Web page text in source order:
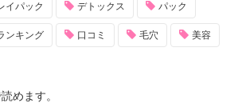
イパック デトックス パック
ンキング 口コミ 毛穴 美容
めます。